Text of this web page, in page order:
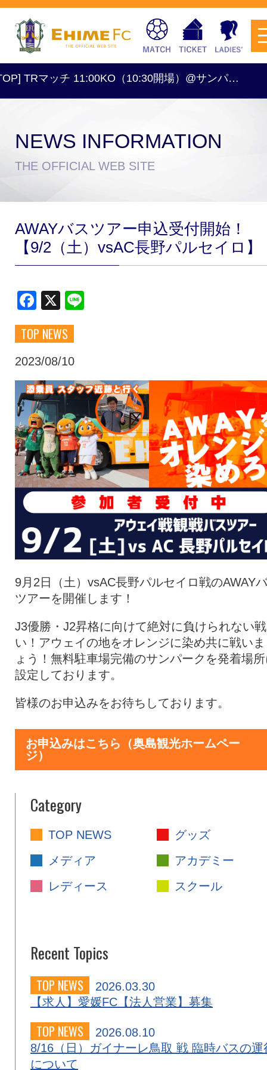
試合日程・結果 アクセス
スクール
ファンクラブ 試合を観戦
チケットを購入
トップチーム アカデミー
スポンサー グッズ
特設ページ
TRマッチ 11:00KO（10:30開場）@サンパ…
NEWS INFORMATION
THE OFFICIAL WEB SITE
AWAYバスツアー申込受付開始！
【9/2（土）vsAC長野パルセイロ】
Facebook
X
TOP NEWS
2023/08/10
9月2日（土）vsAC長野パルセイロ戦のAWAY
ツアーを開催します！
J3優勝・J2昇格に向けて絶対に負けられない戦
い！アウェイの地をオレンジに染め共に戦い
ょう！無料駐車場完備のサンパークを発着場
設定しております。
皆様のお申込みをお待ちしております。
お申込みはこちら（奥島観光ホームペー
ジ）
Category
TOP NEWS
グッズ
メディア
アカデミー
レディース
スクール
Recent Topics
TOP NEWS
2026.03.30
【求人】愛媛FC【法人営業】募集
TOP NEWS
2026.08.10
8/16（日）ガイナーレ鳥取 戦 臨時バスの運
について